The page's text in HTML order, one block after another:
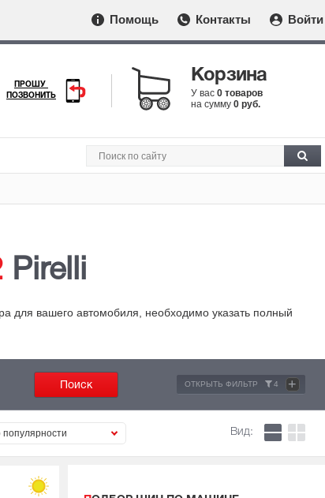
Помощь Контакты Войти
ПРОШУ
ПОЗВОНИТЬ
Корзина
У вас 0 товаров
на сумму 0 руб.
Pirelli
для вашего автомобиля, необходимо указать полный
ОТКРЫТЬ ФИЛЬТР 4 +
популярности Вид: